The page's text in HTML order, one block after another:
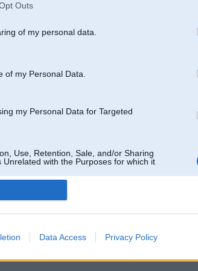
Outs
of my personal data.
of my Personal Data.
my Personal Data for Targeted
Use, Retention, Sale, and/or Sharing
with the Purposes for which it
Data Access Privacy Policy